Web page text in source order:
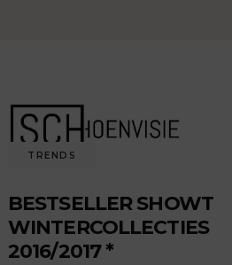
TRENDS
BESTSELLER SHOWT
WINTERCOLLECTIES
2016/2017 *